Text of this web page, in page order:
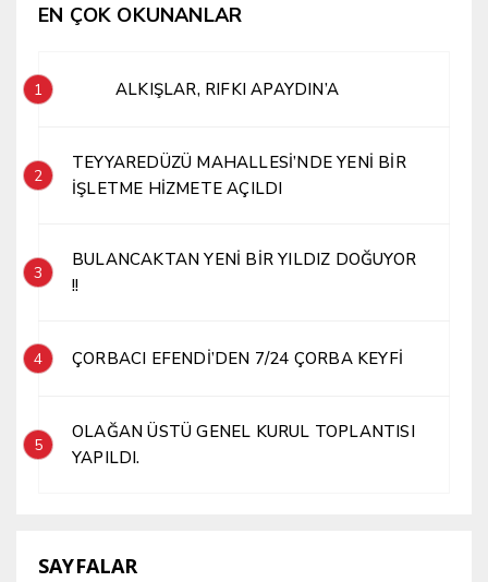
EN ÇOK OKUNANLAR
1 ALKIŞLAR, RIFKI APAYDIN’A
2
TEYYAREDÜZÜ MAHALLESİ’NDE YENİ BİR
İŞLETME HİZMETE AÇILDI
3
BULANCAKTAN YENİ BİR YILDIZ DOĞUYOR
!!
4 ÇORBACI EFENDİ’DEN 7/24 ÇORBA KEYFİ
5
OLAĞAN ÜSTÜ GENEL KURUL TOPLANTISI
YAPILDI.
SAYFALAR